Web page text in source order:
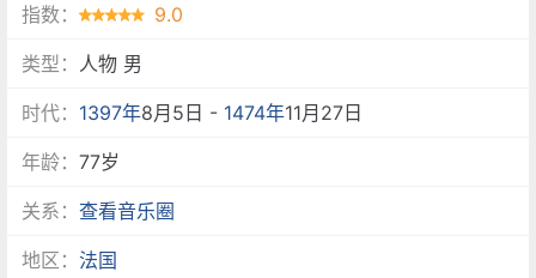
指数： 9.0
类型： 人物 男
时代： 1397年8月5日 - 1474年11月27日
年龄：77岁
关系：查看音乐圈
地区： 法国